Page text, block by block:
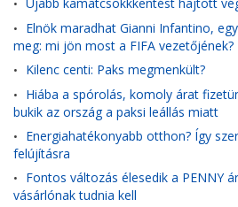
•
• Elnök maradhat Gianni Infantino,
meg: mi jön most a FIFA vezetőjének?
• Kilenc centi: Paks megmenkült?
• Hiába a spórolás, komoly árat
bukik az ország a paksi leállás miatt
• Energiahatékonyabb otthon? Így
felújításra
• Fontos változás élesedik a PENNY
vásárlónak tudnia kell